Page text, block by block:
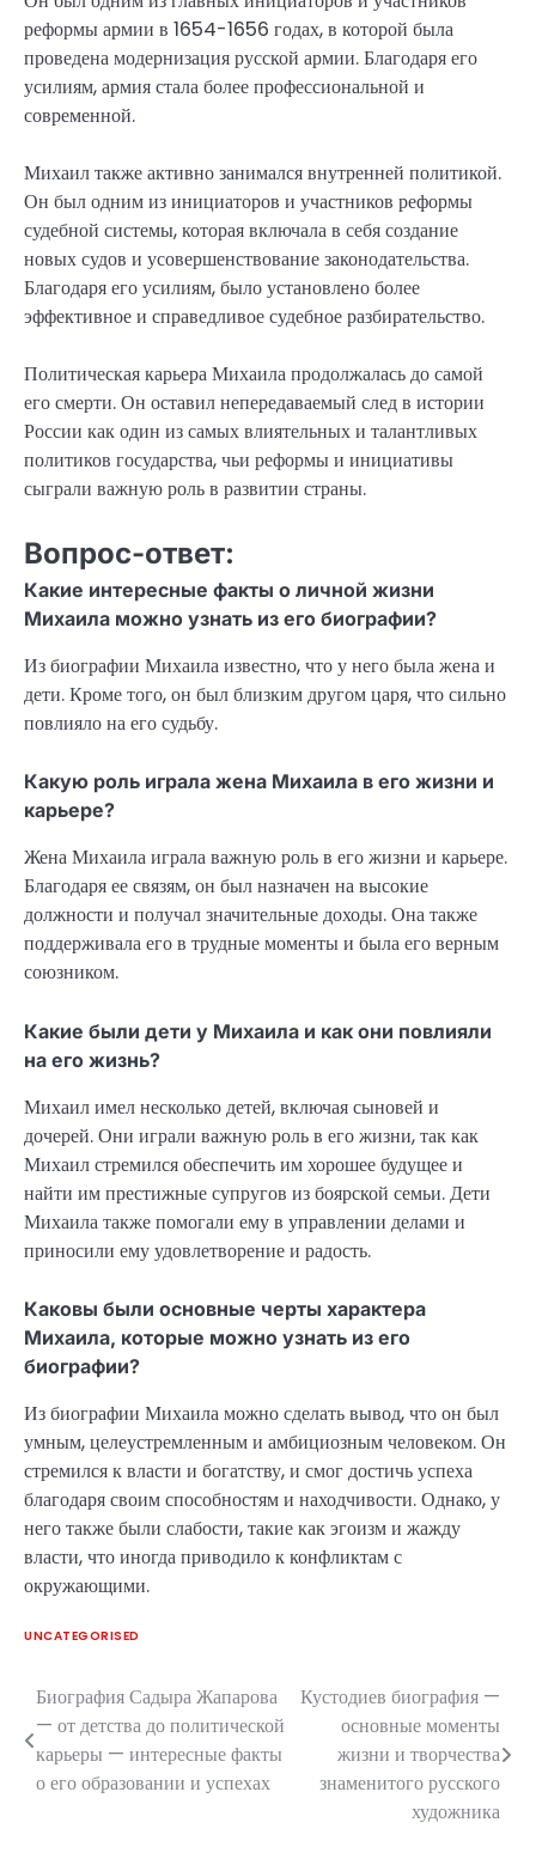
реформы армии в 1654-1656 годах, в которой была
проведена модернизация русской армии. Благодаря его
усилиям, армия стала более профессиональной и
современной.
Михаил также активно занимался внутренней политикой.
Он был одним из инициаторов и участников реформы
судебной системы, которая включала в себя создание
новых судов и усовершенствование законодательства.
Благодаря его усилиям, было установлено более
эффективное и справедливое судебное разбирательство.
Политическая карьера Михаила продолжалась до самой
его смерти. Он оставил непередаваемый след в истории
России как один из самых влиятельных и талантливых
политиков государства, чьи реформы и инициативы
сыграли важную роль в развитии страны.
Вопрос-ответ:
Какие интересные факты о личной жизни
Михаила можно узнать из его биографии?
Из биографии Михаила известно, что у него была жена и
дети. Кроме того, он был близким другом царя, что сильно
повлияло на его судьбу.
Какую роль играла жена Михаила в его жизни и
карьере?
Жена Михаила играла важную роль в его жизни и карьере.
Благодаря ее связям, он был назначен на высокие
должности и получал значительные доходы. Она также
поддерживала его в трудные моменты и была его верным
союзником.
Какие были дети у Михаила и как они повлияли
на его жизнь?
Михаил имел несколько детей, включая сыновей и
дочерей. Они играли важную роль в его жизни, так как
Михаил стремился обеспечить им хорошее будущее и
найти им престижные супругов из боярской семьи. Дети
Михаила также помогали ему в управлении делами и
приносили ему удовлетворение и радость.
Каковы были основные черты характера
Михаила, которые можно узнать из его
биографии?
Из биографии Михаила можно сделать вывод, что он был
умным, целеустремленным и амбициозным человеком. Он
стремился к власти и богатству, и смог достичь успеха
благодаря своим способностям и находчивости. Однако, у
него также были слабости, такие как эгоизм и жажду
власти, что иногда приводило к конфликтам с
окружающими.
UNCATEGORISED
Навигация
по
записям
Биография Садыра Жапарова
— от детства до политической
карьеры — интересные факты
о его образовании и успехах
Кустодиев биография —
основные моменты
жизни и творчества
знаменитого русского
художника